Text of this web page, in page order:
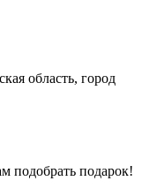
область, город